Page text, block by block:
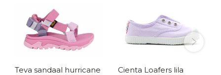
Teva sandaal hurricane
Cienta Loafers lila